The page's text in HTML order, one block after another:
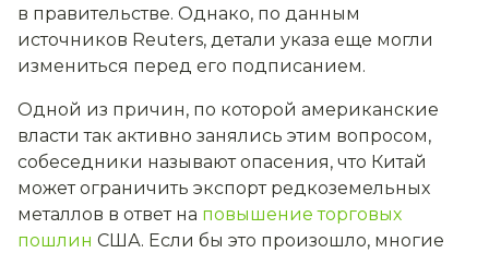
в правительстве. Однако, по данным
источников Reuters, детали указа еще могли
измениться перед его подписанием.
Одной из причин, по которой американские
власти так активно занялись этим вопросом,
собеседники называют опасения, что Китай
может ограничить экспорт редкоземельных
металлов в ответ на повышение торговых
пошлин США. Если бы это произошло, многие